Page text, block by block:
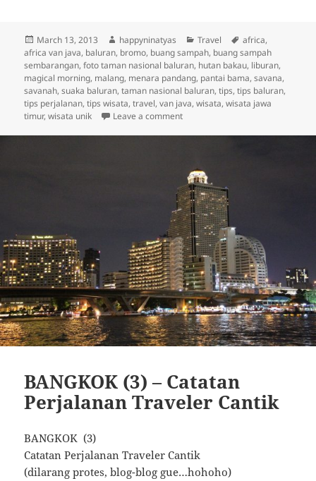
Posted
on
March 13, 2013 Author
happyninatyas Categories
Travel Tags
africa,
africa van java, baluran, bromo, buang sampah, buang sampah
sembarangan,foto taman nasional baluran, hutan bakau, liburan,
magical morning, malang, menara pandang, pantai bama,savana,
savanah,suaka baluran,taman nasional baluran,tips,tips baluran,
tips perjalanan,tips wisata,travel,van java,wisata,wisata jawa
timur,wisata unik Leave a commenton Mari Menjelajahi Africa van
BANGKOK (3) – Catatan
Perjalanan Traveler Cantik
BANGKOK (3)
Catatan Perjalanan Traveler Cantik
(dilarang protes, blog-blog gue…hohoho)